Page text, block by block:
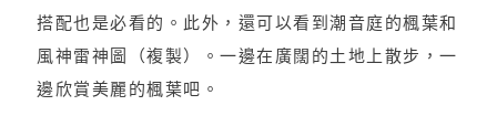
搭配也是必看的。此外，還可以看到潮音庭的楓葉和
風神雷神圖（複製）。一邊在廣闊的土地上散步，一
邊欣賞美麗的楓葉吧。